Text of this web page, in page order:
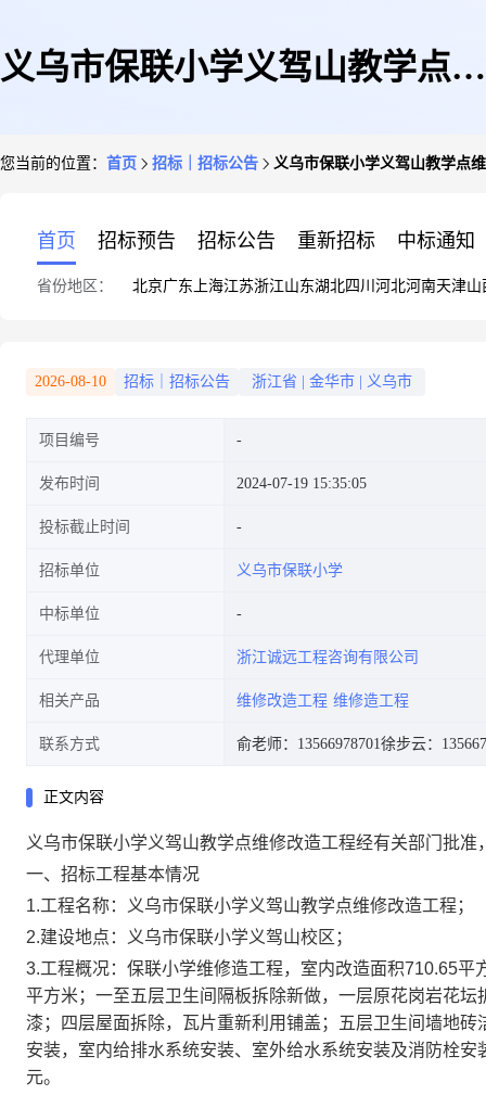
义乌市保联小学义驾山教学点维
您当前的位置： 首页 招标｜招标公告 义乌市保联小学义驾山教学点
首页 招标预告 招标公告 重新招标 中标通知
省份地区： 北京广东 上海江苏浙江山东湖北四川 河北河南天津山
2026-08-10 招标｜招标公告 浙江省 金华市 义乌市
项目编号
发布时间 2024-07-19 15:35:05
投标截止时间
招标单位 义乌市保联小学
中标单位
代理单位 浙江诚远工程咨询有限公司
相关产品 维修改造工程 维修造工程
联系方式 俞老师：13566978701徐步云：
正文内容
义乌市保联小学义驾山教学点维修改造工程经有关部门批
一、招标工程基本情况
1.工程名称：义乌市保联小学义驾山教学点维修改造工程；
2.建设地点：义乌市保联小学义驾山校区；
3.工程概况：保联小学维修造工程，室内改造面积710.65
平方米；一至五层卫生间隔板拆除新做，一层原花岗岩花
漆；四层屋面拆除，瓦片重新利用铺盖；五层卫生间墙地
安装，室内给排水系统安装、室外给水系统安装及消防栓
元。